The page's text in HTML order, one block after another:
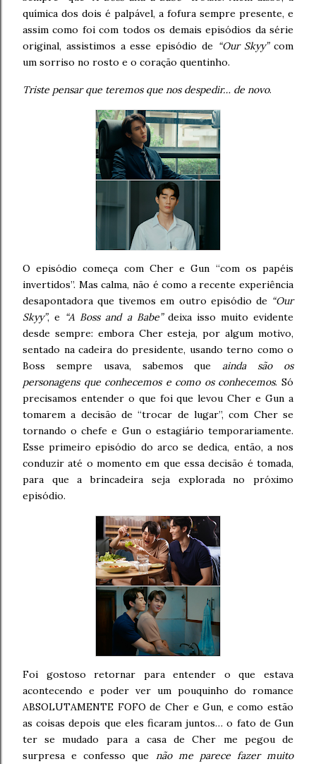
química dos dois é palpável, a fofura sempre presente, e
assim como foi com todos os demais episódios da série
original, assistimos a esse episódio de “Our Skyy”com
um sorriso no rosto e o coração quentinho.
Triste pensar que teremos que nos despedir… de novo.
O episódio começa com Cher e Gun “com os papéis
invertidos”. Mas calma, não é como a recente experiência
desapontadora que tivemos em outro episódio de “Our
Skyy”, e “A Boss and a Babe”deixa isso muito evidente
desde sempre: embora Cher esteja, por algum motivo,
sentado na cadeira do presidente, usando terno como o
Boss sempre usava, sabemos queainda são os
personagens que conhecemos e como os conhecemos. Só
precisamos entender o que foi que levou Cher e Gun a
tomarem a decisão de “trocar de lugar”, com Cher se
tornando o chefe e Gun o estagiário temporariamente.
Esse primeiro episódio do arco se dedica, então, a nos
conduzir até o momento em que essa decisão é tomada,
para que a brincadeira seja explorada no próximo
episódio.
Foi gostoso retornar para entender o que estava
acontecendo e poder ver um pouquinho do romance
ABSOLUTAMENTE FOFO de Cher e Gun, e como estão
as coisas depois que eles ficaram juntos… o fato de Gun
ter se mudado para a casa de Cher me pegou de
surpresa e confesso que não me parece fazer muito